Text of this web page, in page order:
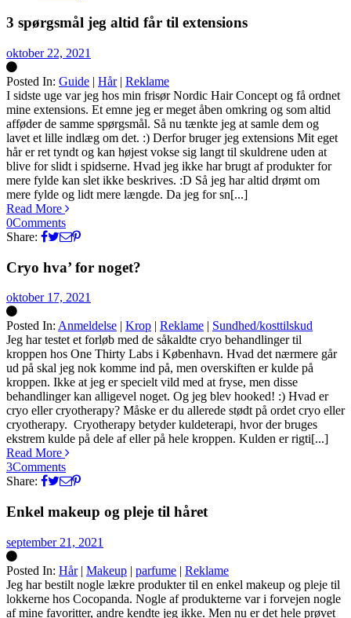
3 spørgsmål jeg altid får til extensions
oktober 22, 2021
Posted In: Guide | Hår| Reklame
Silke
I sidste uge var jeg hos min frisør Nordic Hair Concept og få ordnet
mine extensions. Et emne jeg er meget åben omkring og som altid
afføder de samme spørgsmål. Så nu tænkte jeg at samle dem og
lavet et lille indlæg om det. :) Derfor bruger jeg extensions Mit eget
hår er ret tyndt og kan højest vokse sig langt til skuldrene uden at
blive for slidt i spidserne. Hvad jeg ikke har brugt af produkter for
mere fylde kan slet ikke beskrives. :D Så jeg har altid drømt om
mere fylde og lidt mere længde. Da jeg for sn[...]
Read More
0Comments
Share:
Cryo hva’ for noget?
oktober 17, 2021
Posted In: Anmeldelse | Krop | Reklame | Sundhed/kosttilskud
Silke
Jeg har testet et forløb med de såkaldte cryo behandlinger til
kroppen hos One Thirty Labs i København. Hvad det nærmere går
ud på skal jeg nok komme ind på, men overskiften er kulde på
kroppen. Ikke at jeg er specielt vild med at fryse, men disse
behandlinger kan alligevel noget. Og jeg blev hooked! :) Hvad er
cryo eller cryotherapy? Måske er du allerede stødt på ordet cryo eller
cryotherapy. Cryotherapy betyder kuldeterapi, hvor der bruges
ekstrem kulde på dele af eller på hele kroppen. Kulden er rigti[...]
Read More
3Comments
Share:
Enkel makeup og pleje til håret
september 21, 2021
Posted In: Hår| Makeup | parfume | Reklame
Silke
Jeg har bestilt nogle lækre produkter til en enkel makeup og pleje til
lokkerne hos Cocopanda. Nogle af produkterne var i forvejen nogle
af mine favoritter, andre kendte jeg ikke. Men nu er det hele prøvet